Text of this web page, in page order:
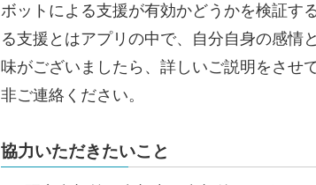
ボットによる支援が有効かどうかを検証す
る支援とはアプリの中で、自分自身の感情
味がございましたら、詳しいご説明をさせ
非ご連絡ください。
協力いただきたいこと